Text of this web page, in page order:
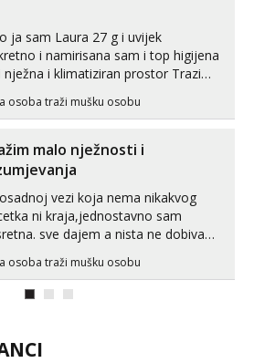
ja sam Laura 27 g i uvijek
i namirisana sam i top higijena
nježna i klimatiziran prostor Trazim
i gutanje sperme Erotsko rublje
analni !!! I
neljubim se Wha...
osoba traži mušku osobu
malo nježnosti i
vezi koja nema nikakvog
ni kraja,jednostavno sam
sve dajem a nista ne dobivam
moje potrebe,ne trazim puno
malo njeznosti i razumjevanja.
osoba traži mušku osobu